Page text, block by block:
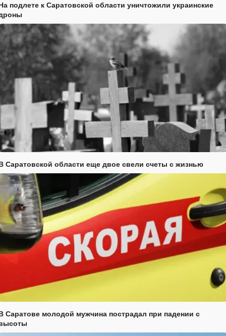
подлете к Саратовской области уничтожили украинские
Саратовской области еще двое свели счеты с жизнью
Саратове молодой мужчина пострадал при падении с